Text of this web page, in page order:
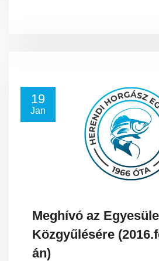
19
Jan
Meghívó az
Közgyűlésére
án)